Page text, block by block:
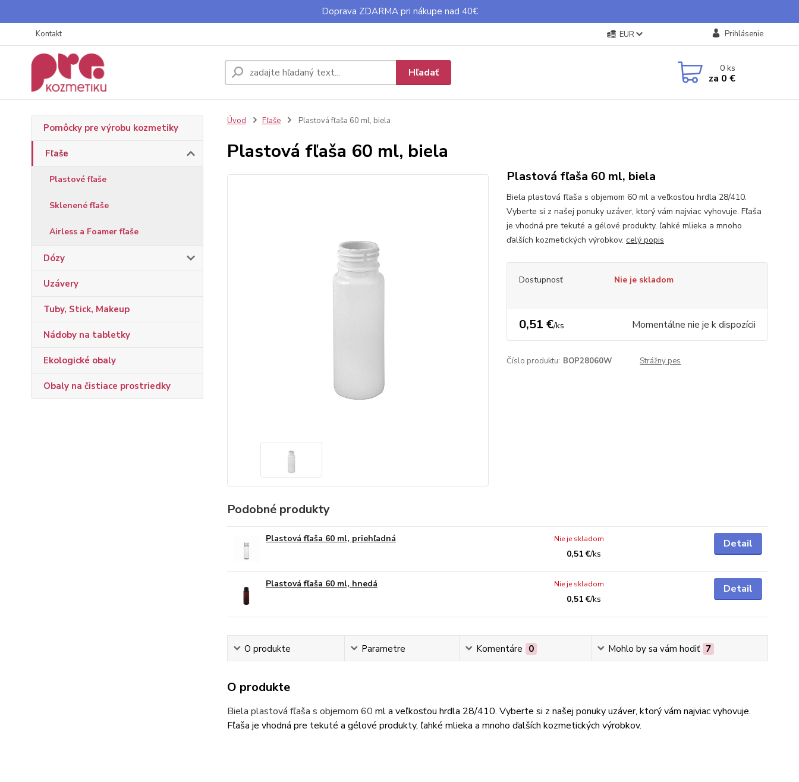
Doprava ZDARMA pri nákupe nad 40€
Kontakt EUR Prihlásenie
Hľadať 0ks
za 0 €
Pomôcky pre výrobu kozmetiky
Fľaše
Plastové fľaše
Sklenené fľaše
Airless a Foamer fľaše
Dózy
Uzávery
Tuby, Stick, Makeup
Nádoby na tabletky
Ekologické obaly
Obaly na čistiace prostriedky
Úvod Fľaše Plastová fľaša 60 ml, biela
Plastová fľaša 60 ml, biela
Plastová fľaša 60 ml, biela
Biela plastová fľaša s objemom 60 ml a veľkosťou hrdla 28/410.
Vyberte si z našej ponuky uzáver, ktorý vám najviac vyhovuje. Fľaša
je vhodná pre tekuté a gélové produkty, ľahké mlieka a mnoho
ďalších kozmetických výrobkov. celý popis
Dostupnosť Nie je skladom
0,51 €/ks Momentálne nie je k dispozícii
Číslo produktu: BOP28060W Strážny pes
Podobné produkty
Plastová fľaša 60 ml, priehľadná
0,51 €/ks
Nie je skladom Detail
Plastová fľaša 60 ml, hnedá
0,51 €/ks
Nie je skladom Detail
O produkte Parametre Komentáre 0 Mohlo by sa vám hodiť 7
O produkte
Biela plastová fľaša s objemom 60 ml a veľkosťou hrdla 28/410. Vyberte si z našej ponuky uzáver, ktorý vám najviac vyhovuje.
Fľaša je vhodná pre tekuté a gélové produkty, ľahké mlieka a mnoho ďalších kozmetických výrobkov.